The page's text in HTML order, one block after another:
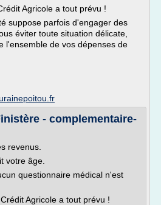
Agricole a tout prévu !
suppose parfois d'engager des
éviter toute situation délicate,
l'ensemble de vos dépenses de
- complementaire-
revenus.
votre âge.
questionnaire médical n'est
Agricole a tout prévu !